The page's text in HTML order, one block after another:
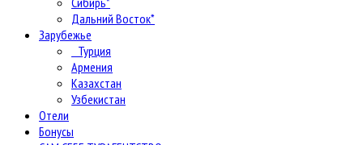
Дальний Восток*
Зарубежье
Турция
Армения
Казахстан
Узбекистан
Отели
Бонусы